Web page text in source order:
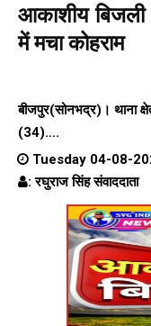
आकाशीय बिजली
में मचा कोहराम
बीजपुर(सोनभद्र)। थाना
(34)....
Tuesday 04-08-
: रघुराज सिंह संवाददाता